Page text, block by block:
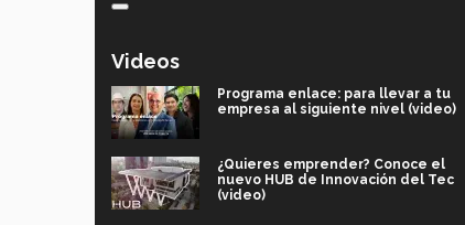
Videos
Programa enlace: para llevar a tu
empresa al siguiente nivel (video)
¿Quieres emprender? Conoce el
nuevo HUB de Innovación del Tec
(video)